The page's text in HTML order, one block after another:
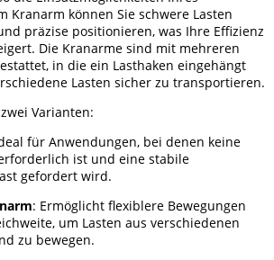
Kranarm können Sie schwere Lasten
präzise positionieren, was Ihre Effizienz
Die Kranarme sind mit mehreren
in die ein Lasthaken eingehängt
Lasten sicher zu transportieren.
Varianten:
für Anwendungen, bei denen keine
ist und eine stabile
gefordert wird.
: Ermöglicht flexiblere Bewegungen
um Lasten aus verschiedenen
zu bewegen.